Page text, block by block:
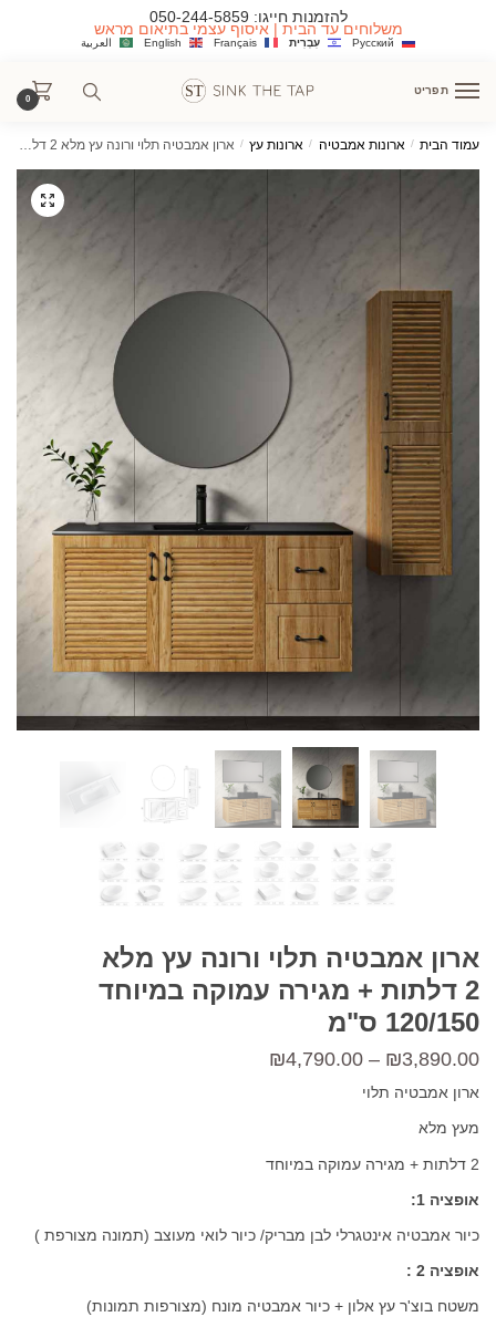
להזמנות חייגו: 050-244-5859
משלוחים עד הבית | איסוף עצמי בתיאום מראש
العربية English Français עִבְרִית Русский
תפריט
0
עמוד הבית / ארונות אמבטיה / ארונות עץ / ארון אמבטיה תלוי ורונה עץ מלא 2 דלתות + מגירה עמוקה במיוחד 120/150 ס"מ
ארון אמבטיה תלוי ורונה עץ מלא
2 דלתות + מגירה עמוקה במיוחד
120/150 ס"מ
₪3,890.00
–
₪4,790.00
ארון אמבטיה תלוי
מעץ מלא
2 דלתות + מגירה עמוקה במיוחד
אופציה 1:
כיור אמבטיה אינטגרלי לבן מבריק/ כיור לואי מעוצב (תמונה מצורפת )
אופציה 2 :
משטח בוצ'ר עץ אלון + כיור אמבטיה מונח (מצורפות תמונות)